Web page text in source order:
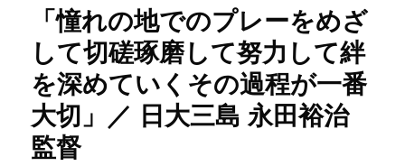
三
島
永
田
裕
治
監
は
残
し
て
悪
い
と
「憧れの地でのプレーをめざ
して切磋琢磨して努力して絆
を深めていくその過程が一番
大切」／ 日大三島 永田裕治
監督